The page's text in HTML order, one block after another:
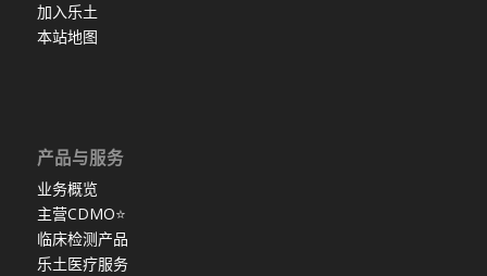
加入乐土
本站地图
产品与服务
业务概览
主营CDMO⭐
临床检测产品
乐土医疗服务